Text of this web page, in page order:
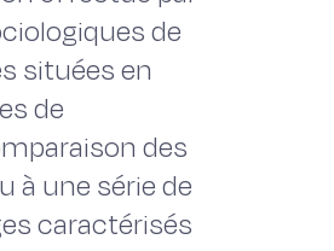
de
situées en
de
des
à une série de
caractérisés